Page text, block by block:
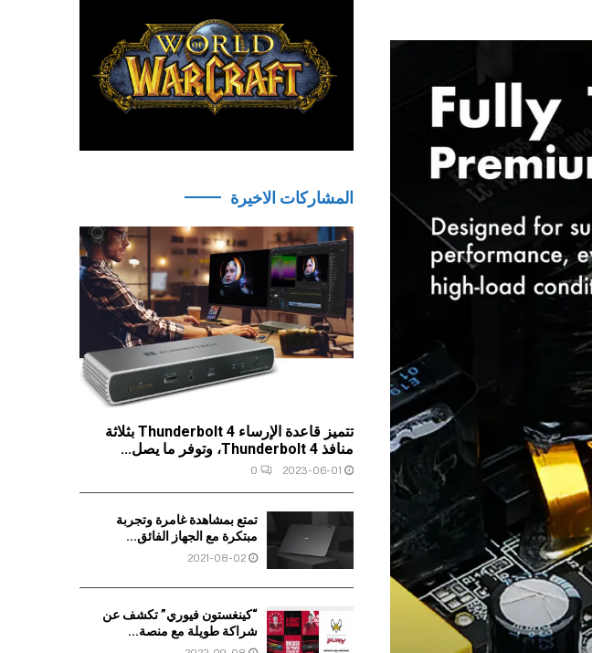
المشاركات الاخيرة
تتميز قاعدة الإرساء Thunderbolt 4 بثلاثة
منافذ Thunderbolt 4، وتوفر ما يصل...
2023-06-01
0
تمتع بمشاهدة غامرة وتجربة
مبتكرة مع الجهاز الفائق...
2021-08-02
“كينغستون فيوري” تكشف عن
شراكة طويلة مع منصة...